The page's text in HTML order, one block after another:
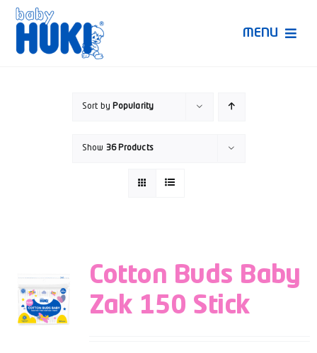
Skip
content
MENU
Sort by Popularity
Show 36 Products
Cotton Buds Baby
Zak 150 Stick